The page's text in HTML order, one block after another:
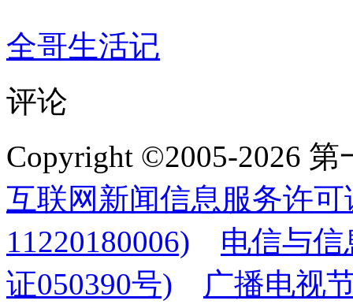
全哥生活记
评论
Copyright ©2005-2026
互联网新闻信息服务许
11220180006)
电信与
证050390号)
广播电视